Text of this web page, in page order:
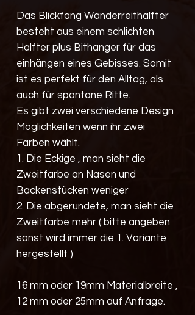
Das Blickfang Wanderreithalfter
besteht aus einem schlichten
Halfter plus Bithanger für das
einhängen eines Gebisses. Somit
ist es perfekt für den Alltag, als
auch für spontane Ritte.
Es gibt zwei verschiedene Design
Möglichkeiten wenn ihr zwei
Farben wählt.
1. Die Eckige , man sieht die
Zweitfarbe an Nasen und
Backenstücken weniger
2. Die abgerundete, man sieht die
Zweitfarbe mehr ( bitte angeben
sonst wird immer die 1. Variante
hergestellt )
16 mm oder 19mm Materialbreite ,
12 mm oder 25mm auf Anfrage.